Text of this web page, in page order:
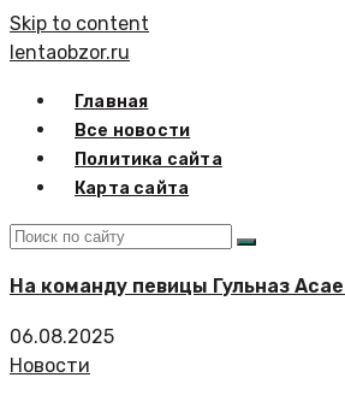
Skip to content
lentaobzor.ru
Главная
Все новости
Политика сайта
Карта сайта
На команду певицы Гульназ
06.08.2025
Новости